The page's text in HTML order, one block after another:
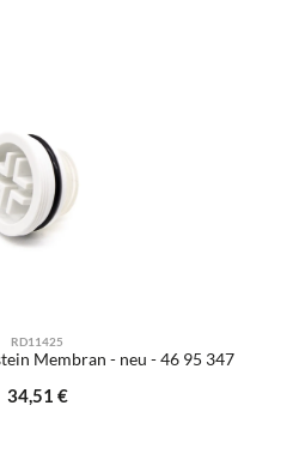
RD11425
Membran - neu - 46 95 347
Regulärer Preis:
34,51 €